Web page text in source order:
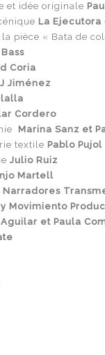
et idée originale
La Ejecutora
pièce « Bata de
Coria
Jiménez
Cordero
Marina Sanz et
textile Pablo Pujol
Julio Ruiz
Martell
Narradores
Movimiento
et Paula